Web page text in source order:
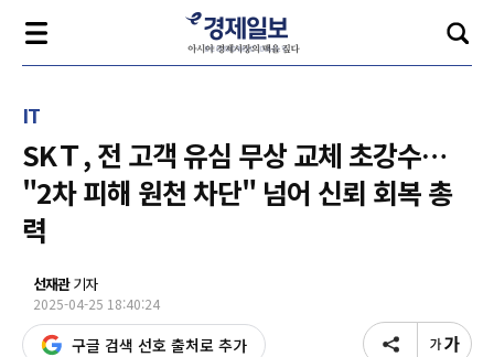
IT
SKＴ, 전 고객 유심 무상 교체 초강수…
"2차 피해 원천 차단" 넘어 신뢰 회복 총
력
선재관기자
2025-04-25 18:40:24
구글 검색 선호 출처로 추가